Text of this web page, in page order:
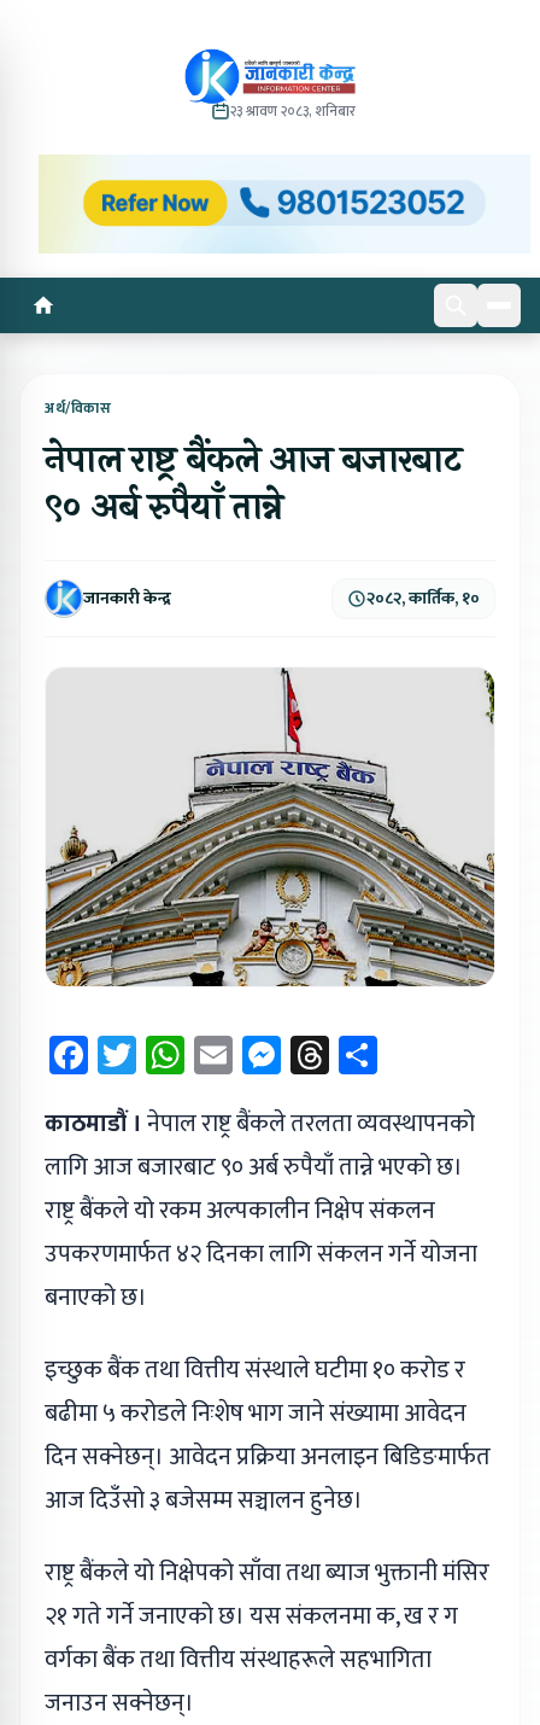
२३ श्रावण २०८३, शनिबार
अर्थ/विकास
नेपाल राष्ट्र बैंकले आज बजारबाट
९० अर्ब रुपैयाँ तान्ने
जानकारी केन्द्र २०८२, कार्तिक, १०
Facebook
Twitter
WhatsApp
EmailMessenger
Threads
काठमाडौं । नेपाल राष्ट्र बैंकले तरलता व्यवस्थापनको
लागि आज बजारबाट ९० अर्ब रुपैयाँ तान्ने भएको छ।
राष्ट्र बैंकले यो रकम अल्पकालीन निक्षेप संकलन
उपकरणमार्फत ४२ दिनका लागि संकलन गर्ने योजना
बनाएको छ।
इच्छुक बैंक तथा वित्तीय संस्थाले घटीमा १० करोड र
बढीमा ५ करोडले निःशेष भाग जाने संख्यामा आवेदन
दिन सक्नेछन्। आवेदन प्रक्रिया अनलाइन बिडिङमार्फत
आज दिउँसो ३ बजेसम्म सञ्चालन हुनेछ।
राष्ट्र बैंकले यो निक्षेपको साँवा तथा ब्याज भुक्तानी मंसिर
२१ गते गर्ने जनाएको छ। यस संकलनमा क, ख र ग
वर्गका बैंक तथा वित्तीय संस्थाहरूले सहभागिता
जनाउन सक्नेछन्।